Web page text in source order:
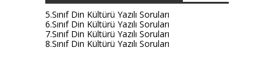
5.Sınıf Din Kültürü Yazılı Soruları
6.Sınıf Din Kültürü Yazılı Soruları
7.Sınıf Din Kültürü Yazılı Soruları
8.Sınıf Din Kültürü Yazılı Soruları